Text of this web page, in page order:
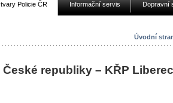
Policie ČR Informační servis Dopravní
Úvodní
České republiky – KŘP